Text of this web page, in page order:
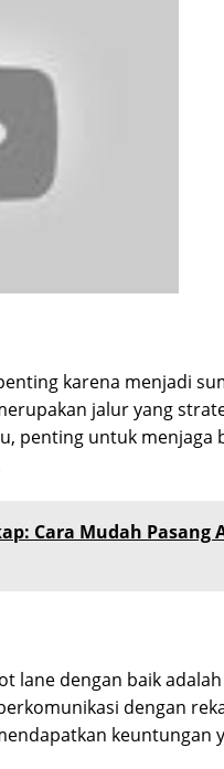
karena menjadi
jalur yang
penting untuk menjaga
Cara Mudah Pasang
lane dengan baik
dengan
keuntungan